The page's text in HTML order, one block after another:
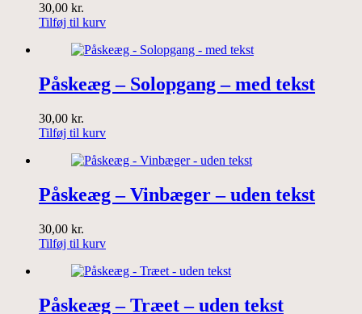
30,00 kr.
Tilføj til kurv
Påskeæg – Solopgang – med tekst
30,00 kr.
Tilføj til kurv
Påskeæg – Vinbæger – uden tekst
30,00 kr.
Tilføj til kurv
Påskeæg – Træet – uden tekst